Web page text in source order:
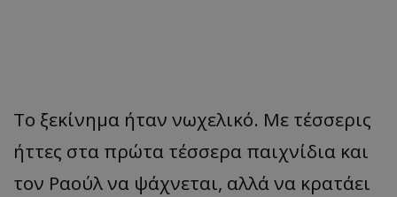
Το ξεκίνημα ήταν νωχελικό. Με τέσσερις
ήττες στα πρώτα τέσσερα παιχνίδια και
τον Ραούλ να ψάχνεται, αλλά να κρατάει